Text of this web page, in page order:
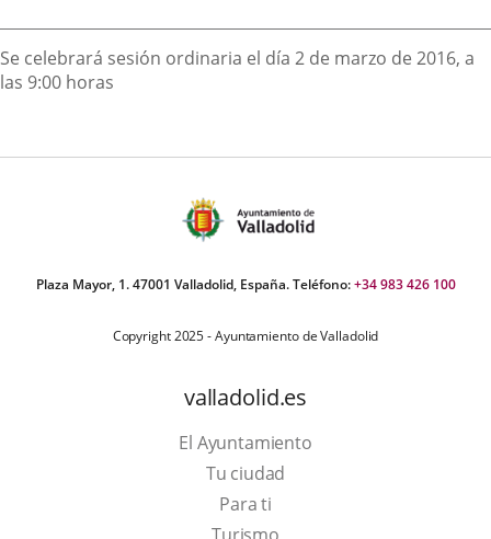
externa.externa.
Descripción
Se celebrará sesión ordinaria el día 2 de marzo de 2016, a
las 9:00 horas
Plaza Mayor, 1. 47001 Valladolid, España. Teléfono:+34 983 426 100
Copyright 2025 - Ayuntamiento de Valladolid
valladolid.es
El Ayuntamiento
Tu ciudad
Para ti
This